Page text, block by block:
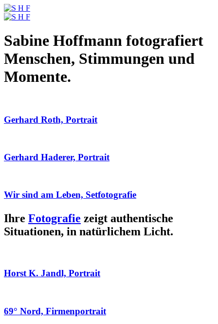
Sabine Hoffmann fotografiert
Menschen, Stimmungen und
Momente.
Gerhard Roth, Portrait
Gerhard Haderer, Portrait
Wir sind am Leben, Setfotografie
Ihre Fotografie zeigt authentische
Situationen, in natürlichem Licht.
Horst K. Jandl, Portrait
69° Nord, Firmenportrait